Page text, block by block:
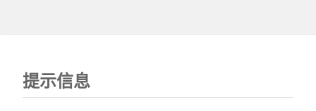
提示信息